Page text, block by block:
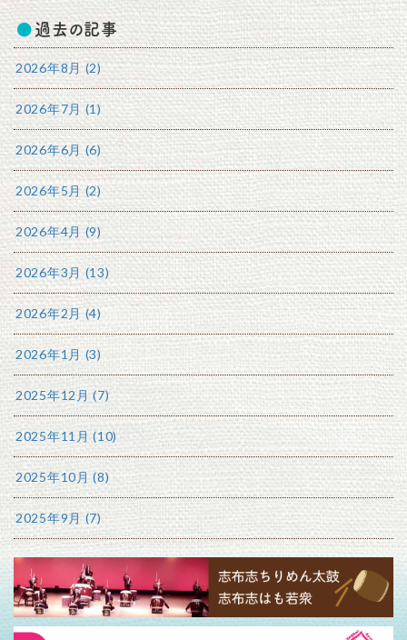
過去の記事
2026年8月 (2)
2026年7月 (1)
2026年6月 (6)
2026年5月 (2)
2026年4月 (9)
2026年3月 (13)
2026年2月 (4)
2026年1月 (3)
2025年12月 (7)
2025年11月 (10)
2025年10月 (8)
2025年9月 (7)